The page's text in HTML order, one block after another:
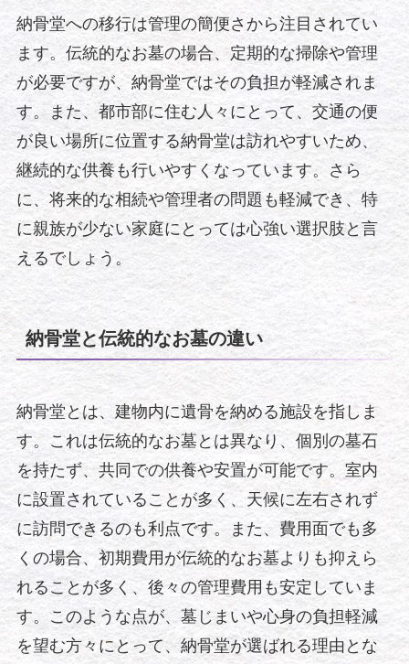
納骨堂への移行は管理の簡便さから注目されてい
ます。伝統的なお墓の場合、定期的な掃除や管理
が必要ですが、納骨堂ではその負担が軽減されま
す。また、都市部に住む人々にとって、交通の便
が良い場所に位置する納骨堂は訪れやすいため、
継続的な供養も行いやすくなっています。さら
に、将来的な相続や管理者の問題も軽減でき、特
に親族が少ない家庭にとっては心強い選択肢と言
えるでしょう。
納骨堂と伝統的なお墓の違い
納骨堂とは、建物内に遺骨を納める施設を指しま
す。これは伝統的なお墓とは異なり、個別の墓石
を持たず、共同での供養や安置が可能です。室内
に設置されていることが多く、天候に左右されず
に訪問できるのも利点です。また、費用面でも多
くの場合、初期費用が伝統的なお墓よりも抑えら
れることが多く、後々の管理費用も安定していま
す。このような点が、墓じまいや心身の負担軽減
を望む方々にとって、納骨堂が選ばれる理由とな